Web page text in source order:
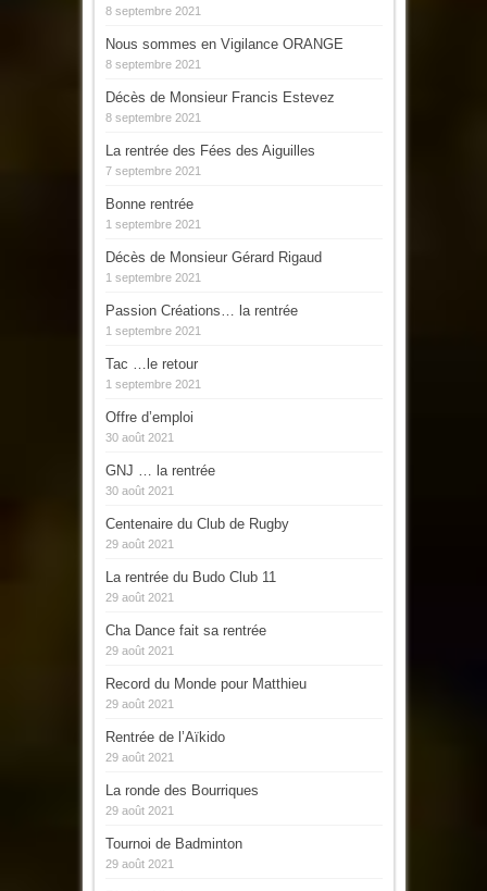
8 septembre 2021
Nous sommes en Vigilance ORANGE
8 septembre 2021
Décès de Monsieur Francis Estevez
8 septembre 2021
La rentrée des Fées des Aiguilles
7 septembre 2021
Bonne rentrée
1 septembre 2021
Décès de Monsieur Gérard Rigaud
1 septembre 2021
Passion Créations… la rentrée
1 septembre 2021
Tac …le retour
1 septembre 2021
Offre d’emploi
30 août 2021
GNJ … la rentrée
30 août 2021
Centenaire du Club de Rugby
29 août 2021
La rentrée du Budo Club 11
29 août 2021
Cha Dance fait sa rentrée
29 août 2021
Record du Monde pour Matthieu
29 août 2021
Rentrée de l’Aïkido
29 août 2021
La ronde des Bourriques
29 août 2021
Tournoi de Badminton
29 août 2021